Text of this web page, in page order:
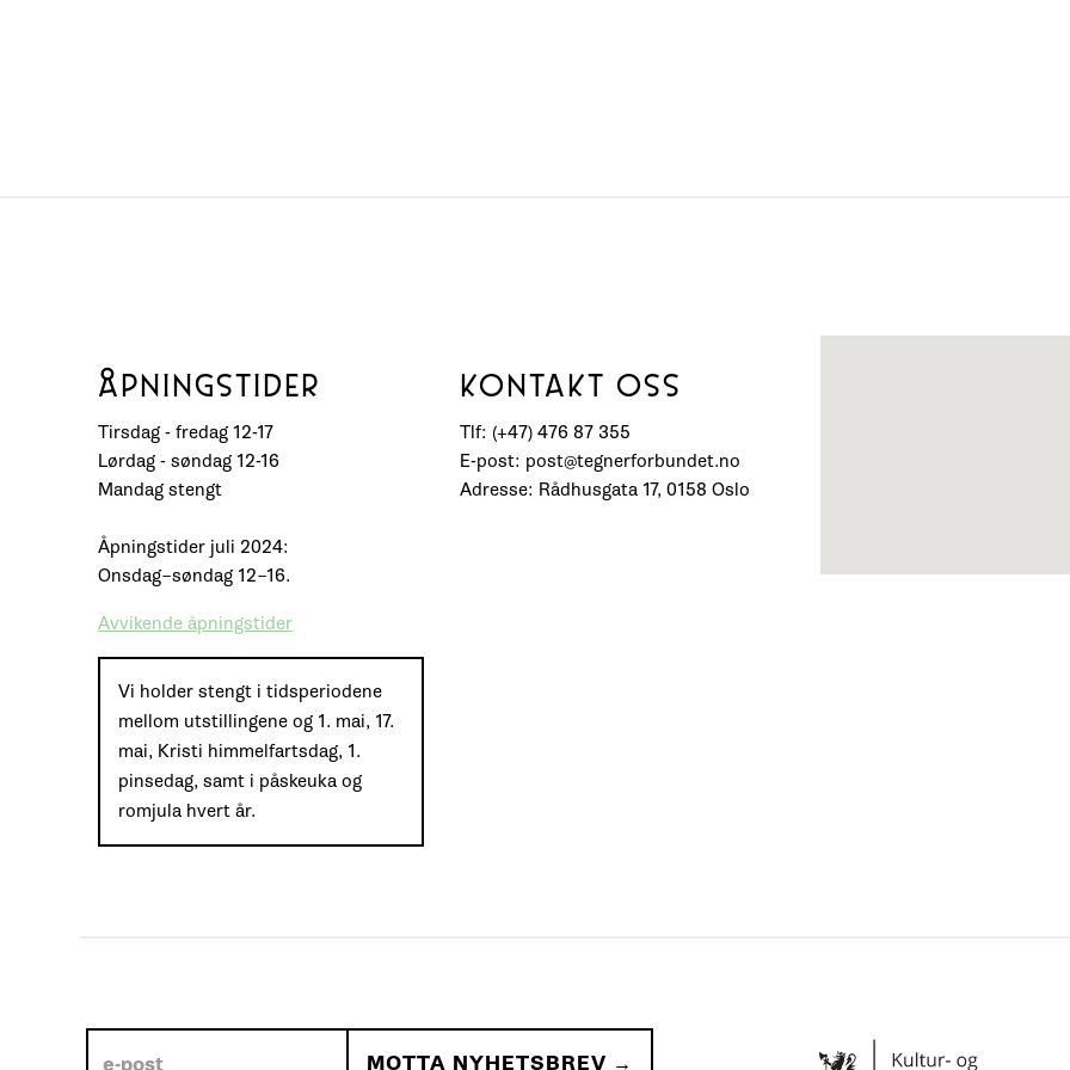
ÅPNINGSTIDER
Tirsdag - fredag 12-17
Lørdag - søndag 12-16
Mandag stengt
Åpningstider juli 2024:
Onsdag–søndag 12–16.
Avvikende åpningstider
Vi holder stengt i tidsperiodene
mellom utstillingene og 1. mai, 17.
mai, Kristi himmelfartsdag, 1.
pinsedag, samt i påskeuka og
romjula hvert år.
KONTAKT OSS
Tlf: (+47) 476 87 355
E-post: post@tegnerforbundet.no
Adresse: Rådhusgata 17, 0158 Oslo